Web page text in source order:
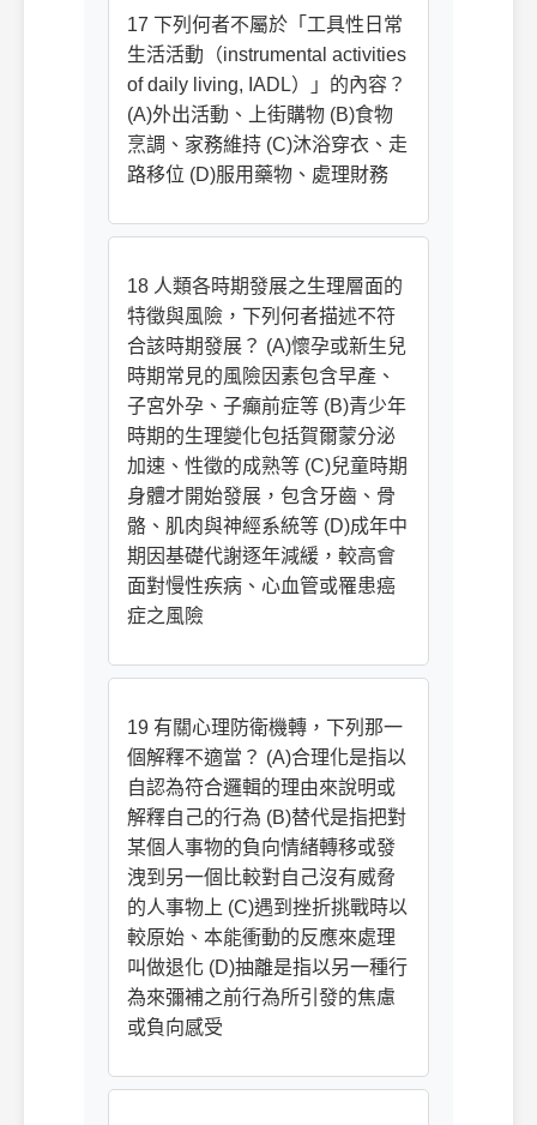
17 下列何者不屬於「工具性日常
生活活動（instrumental activities
of daily living, IADL）」的內容？
(A)外出活動、上街購物 (B)食物
烹調、家務維持 (C)沐浴穿衣、走
路移位 (D)服用藥物、處理財務
18 人類各時期發展之生理層面的
特徵與風險，下列何者描述不符
合該時期發展？ (A)懷孕或新生兒
時期常見的風險因素包含早產、
子宮外孕、子癲前症等 (B)青少年
時期的生理變化包括賀爾蒙分泌
加速、性徵的成熟等 (C)兒童時期
身體才開始發展，包含牙齒、骨
骼、肌肉與神經系統等 (D)成年中
期因基礎代謝逐年減緩，較高會
面對慢性疾病、心血管或罹患癌
症之風險
19 有關心理防衛機轉，下列那一
個解釋不適當？ (A)合理化是指以
自認為符合邏輯的理由來說明或
解釋自己的行為 (B)替代是指把對
某個人事物的負向情緒轉移或發
洩到另一個比較對自己沒有威脅
的人事物上 (C)遇到挫折挑戰時以
較原始、本能衝動的反應來處理
叫做退化 (D)抽離是指以另一種行
為來彌補之前行為所引發的焦慮
或負向感受